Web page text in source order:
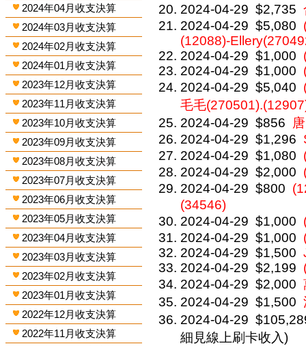
2024年04月收支決算
2024年03月收支決算
2024年02月收支決算
2024年01月收支決算
2023年12月收支決算
2023年11月收支決算
2023年10月收支決算
2023年09月收支決算
2023年08月收支決算
2023年07月收支決算
2023年06月收支決算
2023年05月收支決算
2023年04月收支決算
2023年03月收支決算
2023年02月收支決算
2023年01月收支決算
2022年12月收支決算
2022年11月收支決算
2024-04-29 $2,735
2024-04-29 $5,080
(12088)-
2024-04-29 $1,000
2024-04-29 $1,000
2024-04-29 $5,040
毛毛
2024-04-29 $856
唐
2024-04-29 $1,296
2024-04-29 $1,080
2024-04-29 $2,000
2024-04-29 $800
(34546)
2024-04-29 $1,000
2024-04-29 $1,000
2024-04-29 $1,500
2024-04-29 $2,199
2024-04-29 $2,000
2024-04-29 $1,500
2024-04-29
細見線上刷卡收入)